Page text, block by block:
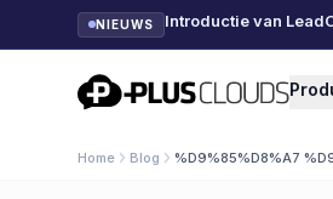
NIEUWS Introductie van
PlusClouds
Home Blog %D9%85%D8%A7